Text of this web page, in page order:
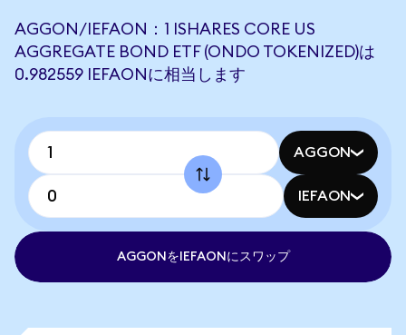
AGGON/IEFAON：1 ISHARES CORE US
AGGREGATE BOND ETF (ONDO TOKENIZED)は
0.982559 IEFAONに相当します
AGGON
IEFAON
AGGONをIEFAONにスワップ